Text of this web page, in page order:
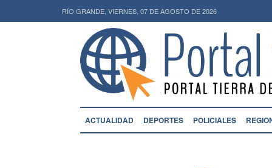
RÍO GRANDE, VIERNES, 07 DE AGOSTO DE 2026
ACTUALIDAD DEPORTES POLICIALES